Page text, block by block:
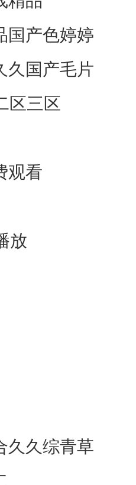
国产色婷婷
久国产毛片
区三区
观看
放
久久综青草